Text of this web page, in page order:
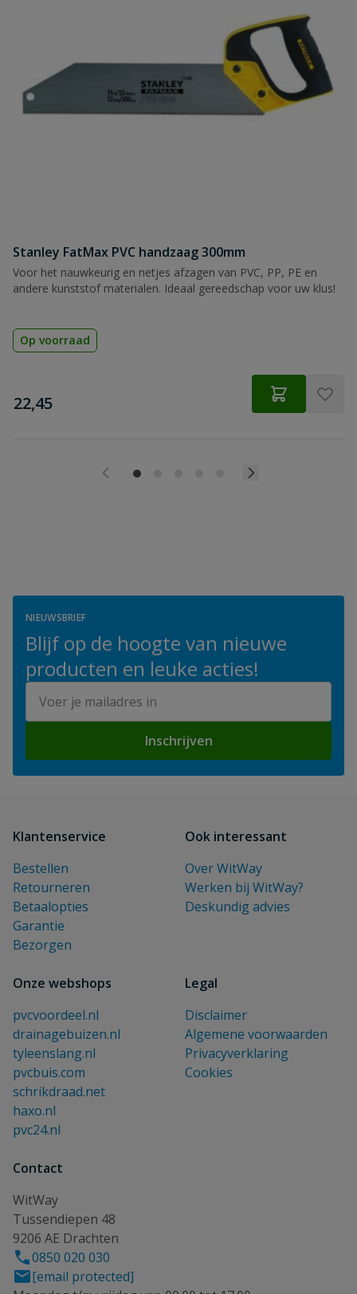
Stanley FatMax PVC handzaag 300mm
Voor het nauwkeurig en netjes afzagen van PVC, PP, PE en
andere kunststof materialen. Ideaal gereedschap voor uw klus!
Op voorraad
€
22,45
NIEUWSBRIEF
Blijf op de hoogte van nieuwe
producten en leuke acties!
Inschrijven
Klantenservice
Bestellen
Retourneren
Betaalopties
Garantie
Bezorgen
Ook interessant
Over WitWay
Werken bij WitWay?
Deskundig advies
Onze webshops
pvcvoordeel.nl
drainagebuizen.nl
tyleenslang.nl
pvcbuis.com
schrikdraad.net
haxo.nl
pvc24.nl
Legal
Disclaimer
Algemene voorwaarden
Privacyverklaring
Cookies
Contact
WitWay
Tussendiepen 48
9206 AE Drachten
0850 020 030
[email protected]